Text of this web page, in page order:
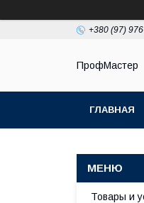
+380 (97)
ПрофМастер
ГЛАВНАЯ
Товары и